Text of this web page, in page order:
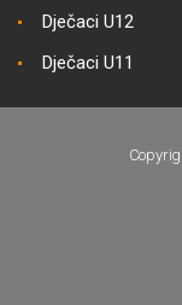
Dječaci U12
Dječaci U11